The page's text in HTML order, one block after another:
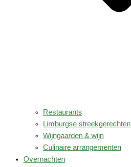
Restaurants
Limburgse streekgerechten
Wijngaarden & wijn
Culinaire arrangementen
Overnachten